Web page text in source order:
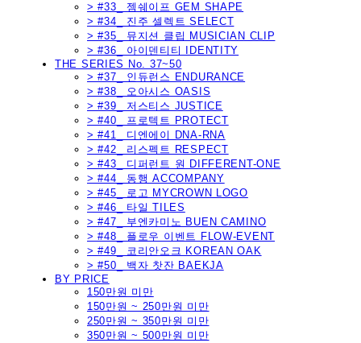
> #33_ 젬쉐이프 GEM SHAPE
> #34_ 진주 셀렉트 SELECT
> #35_ 뮤지션 클립 MUSICIAN CLIP
> #36_ 아이덴티티 IDENTITY
THE SERIES No. 37~50
> #37_ 인듀런스 ENDURANCE
> #38_ 오아시스 OASIS
> #39_ 저스티스 JUSTICE
> #40_ 프로텍트 PROTECT
> #41_ 디엔에이 DNA-RNA
> #42_ 리스펙트 RESPECT
> #43_ 디퍼런트 원 DIFFERENT-ONE
> #44_ 동행 ACCOMPANY
> #45_ 로고 MYCROWN LOGO
> #46_ 타일 TILES
> #47_ 부엔카미노 BUEN CAMINO
> #48_ 플로우 이벤트 FLOW-EVENT
> #49_ 코리안오크 KOREAN OAK
> #50_ 백자 찻잔 BAEKJA
BY PRICE
150만원 미만
150만원 ~ 250만원 미만
250만원 ~ 350만원 미만
350만원 ~ 500만원 미만